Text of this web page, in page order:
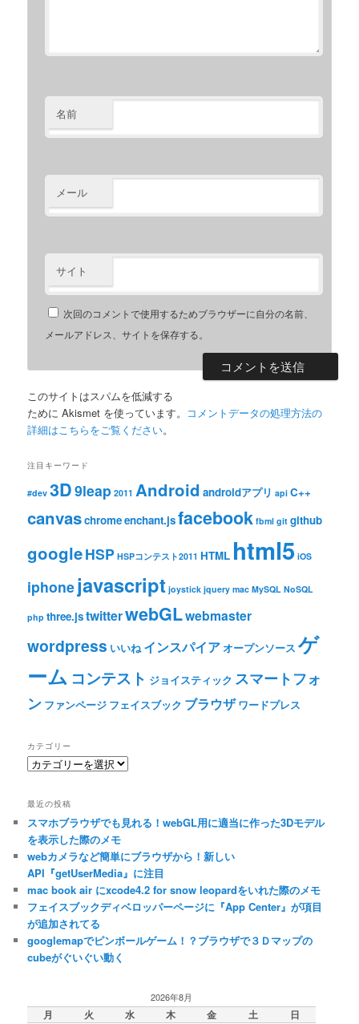
名前
メール
サイト
次回のコメントで使用するためブラウザーに自分の名前、
メールアドレス、サイトを保存する。
このサイトはスパムを低減する
ために Akismet を使っています。 コメントデータの処理方法の
詳細はこちらをご覧ください。
注目キーワード
#dev 3D9leap 2011 Android androidアプリ api C++
canvaschromeenchant.jsfacebook fbml git github
googleHSP HSPコンテスト2011 HTML html5 iOS
iphonejavascript joystick jquery mac MySQL NoSQL
php three.jstwitterwebGLwebmaster
wordpress いいね インスパイアオープンソース ゲ
ーム コンテスト ジョイスティック スマートフォ
ン ファンページ フェイスブック ブラウザ ワードプレス
カテゴリー
カ
リ
ー
最近の投稿
スマホブラウザでも見れる！webGL用に適当に作った3Dモデル
を表示した際のメモ
webカメラなど簡単にブラウザから！新しい
API『getUserMedia』に注目
mac book air にxcode4.2 for snow leopardをいれた際のメモ
フェイスブックディベロッパーページに『App Center』が項目
が追加されてる
googlemapでピンボールゲーム！？ブラウザで３Ｄマップの
cubeがぐいぐい動く
2026年8月
月 火 水 木 金 土 日